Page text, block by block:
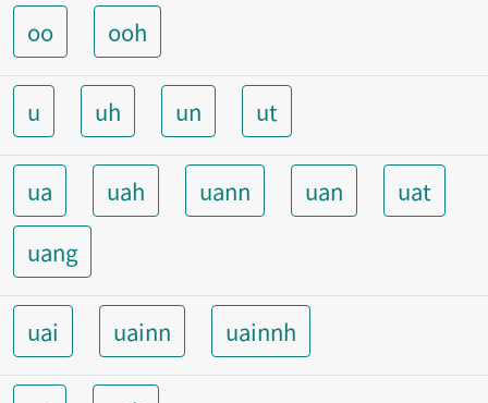
oo ooh
u uh un ut
ua uah uann uan
uat
uang
uai uainn uainnh